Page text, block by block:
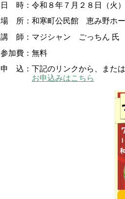
日 時：令和８年７月２８日（火）
場 所：和寒町公民館 恵み野ホ
講 師：マジシャン ごっちん 氏
参加費：無料
申 込：下記のリンクから、または
お申込みはこちら